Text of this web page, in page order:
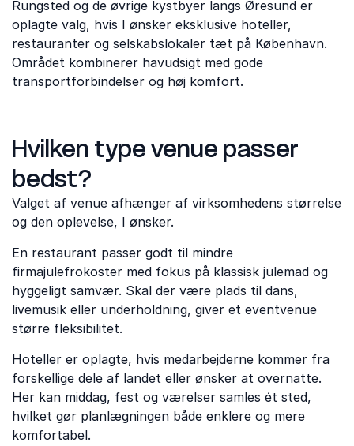
Rungsted og de øvrige kystbyer langs Øresund er
oplagte valg, hvis I ønsker eksklusive hoteller,
restauranter og selskabslokaler tæt på København.
Området kombinerer havudsigt med gode
transportforbindelser og høj komfort.
Hvilken type venue passer
bedst?
Valget af venue afhænger af virksomhedens størrelse
og den oplevelse, I ønsker.
En restaurant passer godt til mindre
firmajulefrokoster med fokus på klassisk julemad og
hyggeligt samvær. Skal der være plads til dans,
livemusik eller underholdning, giver et eventvenue
større fleksibilitet.
Hoteller er oplagte, hvis medarbejderne kommer fra
forskellige dele af landet eller ønsker at overnatte.
Her kan middag, fest og værelser samles ét sted,
hvilket gør planlægningen både enklere og mere
komfortabel.